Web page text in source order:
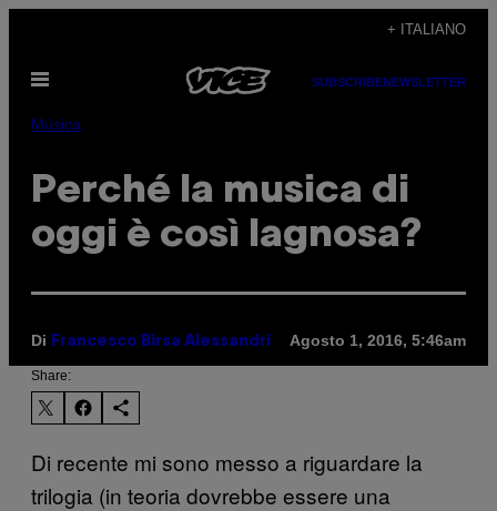
contenuto
+ ITALIANO
Apri
SUBSCRIBENEWSLETTER
Música
Perché la musica di
oggi è così lagnosa?
Di Francesco Birsa Alessandri Agosto 1, 2016, 5:46am
Share:
Di recente mi sono messo a riguardare la
trilogia (in teoria dovrebbe essere una